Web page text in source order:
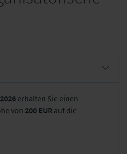
erhalten Sie einen
von 200 EUR auf die